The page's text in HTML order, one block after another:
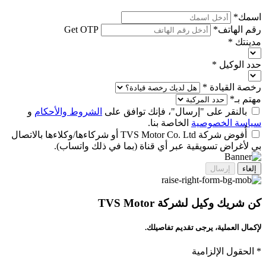
اسمك*
رقم الهاتف*
Get OTP
مدينتك *
حدد الوكيل *
رخصة القيادة *
مهتم بـ*
بالنقر على "إرسال"، فإنك توافق على الشروط والأحكام و
سياسة الخصوصية الخاصة بنا.
أُفوض شركة TVS Motor Co. Ltd أو شركاءها/وكلاءها بالاتصال
بي لأغراض تسويقية عبر أي قناة (بما في ذلك واتساب).
إلغاء إرسال
كن شريك وكيل لشركة TVS Motor
لإكمال العملية، يرجى تقديم تفاصيلك.
* الحقول الإلزامية